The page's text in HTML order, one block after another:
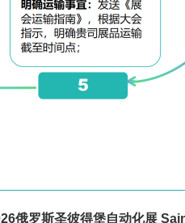
俄罗斯圣彼得堡自动化展